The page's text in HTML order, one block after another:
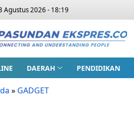
Agustus 2026 - 18:19
DAERAH PENDIDIKAN
» GADGET